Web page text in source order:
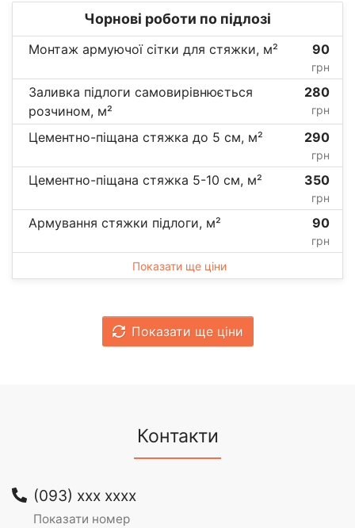
Чорнові роботи по підлозі
Монтаж армуючої сітки для стяжки, м² 90
грн
Заливка підлоги самовирівнюється
розчином, м²
280
грн
Цементно-піщана стяжка до 5 см, м² 290
грн
Цементно-піщана стяжка 5-10 см, м² 350
грн
Армування стяжки підлоги, м² 90
грн
Показати ще ціни
Показати ще ціни
Контакти
(093) xxx xxxx
Показати номер